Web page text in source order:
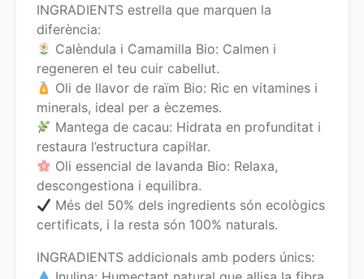
INGRADIENTS estrella que marquen la
diferència:
Calèndula i Camamilla Bio: Calmen i
regeneren el teu cuir cabellut.
Oli de llavor de raïm Bio: Ric en vitamines i
minerals, ideal per a èczemes.
Mantega de cacau: Hidrata en profunditat i
restaura l’estructura capil·lar.
Oli essencial de lavanda Bio: Relaxa,
descongestiona i equilibra.
Més del 50% dels ingredients són ecològics
certificats, i la resta són 100% naturals.
INGRADIENTS addicionals amb poders únics: